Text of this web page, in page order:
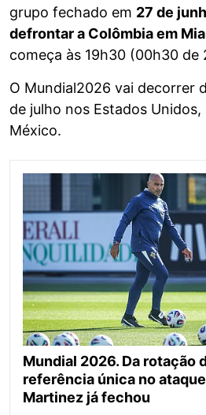
grupo fechado em 27 de
defrontar a Colômbia em
começa às 19h30 (00h30 de
O Mundial2026 vai decorrer
de julho nos Estados
México.
Mundial 2026. Da rotação
referência única no
Martinez já fechou